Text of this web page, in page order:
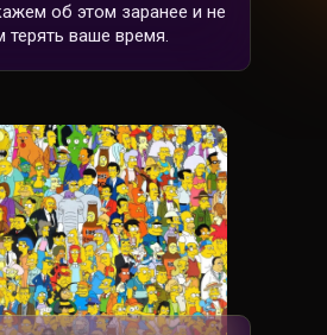
об этом заранее и не
терять ваше время.